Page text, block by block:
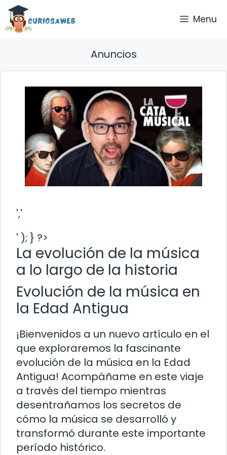
Saltar
contenido
Menu
Anuncios
','
' ); } ?>
La evolución de la música
a lo largo de la historia
Evolución de la música en
la Edad Antigua
¡Bienvenidos a un nuevo artículo en el
que exploraremos la fascinante
evolución de la música en la Edad
Antigua! Acompáñame en este viaje
a través del tiempo mientras
desentrañamos los secretos de
cómo la música se desarrolló y
transformó durante este importante
período histórico.